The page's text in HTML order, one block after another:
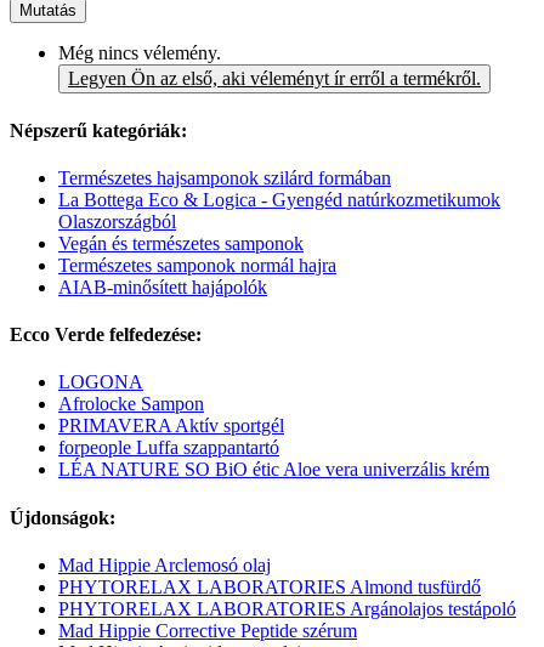
Mutatás
Még nincs vélemény.
Legyen Ön az első, aki véleményt ír erről a termékről.
Népszerű kategóriák:
Természetes hajsamponok szilárd formában
La Bottega Eco & Logica - Gyengéd natúrkozmetikumok
Olaszországból
Vegán és természetes samponok
Természetes samponok normál hajra
AIAB-minősített hajápolók
Ecco Verde felfedezése:
LOGONA
Afrolocke Sampon
PRIMAVERA Aktív sportgél
forpeople Luffa szappantartó
LÉA NATURE SO BiO étic Aloe vera univerzális krém
Újdonságok:
Mad Hippie Arclemosó olaj
PHYTORELAX LABORATORIES Almond tusfürdő
PHYTORELAX LABORATORIES Argánolajos testápoló
Mad Hippie Corrective Peptide szérum